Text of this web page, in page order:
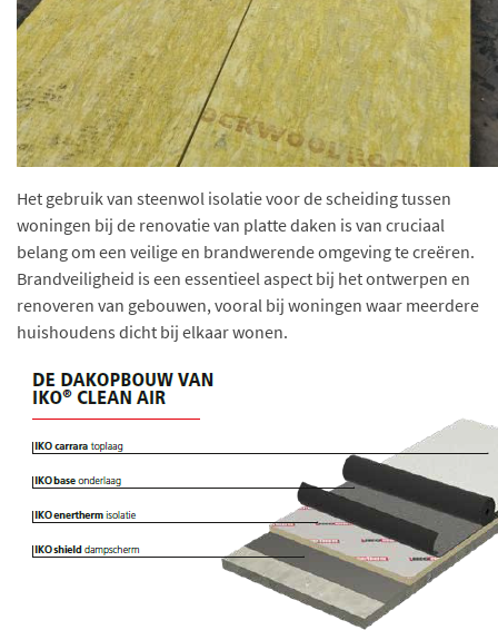
Het gebruik van steenwol isolatie voor de scheiding tussen
woningen bij de renovatie van platte daken is van cruciaal
belang om een veilige en brandwerende omgeving te creëren.
Brandveiligheid is een essentieel aspect bij het ontwerpen en
renoveren van gebouwen, vooral bij woningen waar meerdere
huishoudens dicht bij elkaar wonen.